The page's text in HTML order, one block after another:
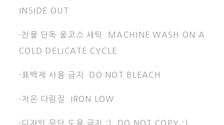
INSIDE OUT
·찬물 단독 울코스 세탁 MACHINE WASH ON A
COLD DELICATE CYCLE
·표백제 사용 금지 DO NOT BLEACH
·저온 다림질 IRON LOW
·디자인 무단 도용 금지 :) DO NOT COPY :)